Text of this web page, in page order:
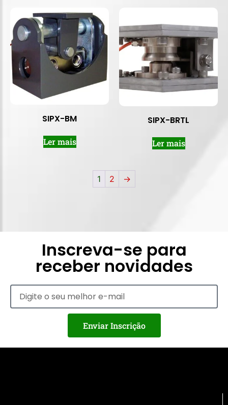
SIPX-BM
Ler mais
SIPX-BRTL
Ler mais
1 2 →
Inscreva-se para
receber novidades
Enviar Inscrição